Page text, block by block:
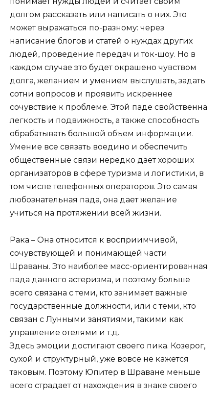
долгом рассказать или написать о них. Это
может выражаться по-разному: через
написание блогов и статей о нуждах других
людей, проведение передач и ток-шоу. Но в
каждом случае это будет окрашено чувством
долга, желанием и умением выслушать, задать
сотни вопросов и проявить искреннее
сочувствие к проблеме. Этой паде свойственна
легкость и подвижность, а также способность
обрабатывать большой объем информации.
Умение все связать воедино и обеспечить
общественные связи нередко дает хороших
организаторов в сфере туризма и логистики, в
том числе телефонных операторов. Это самая
любознательная пада, она дает желание
учиться на протяжении всей жизни.
Рака – Она относится к восприимчивой,
сочувствующей и понимающей части
Шраваны. Это наиболее масс-ориентированная
пада данного астеризма, и поэтому больше
всего связана с теми, кто занимает важные
государственные должности, или с теми, кто
связан с Лунными занятиями, такими как
управление отелями и т.д.
Здесь эмоции достигают своего пика. Козерог,
сухой и структурный, уже вовсе не кажется
таковым. Поэтому Юпитер в Шраване меньше
всего страдает от нахождения в знаке своего